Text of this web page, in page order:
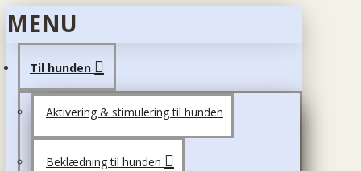
MENU
Til hunden
Aktivering & stimulering til hunden
Beklædning til hunden